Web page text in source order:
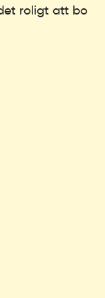
roligt att bo